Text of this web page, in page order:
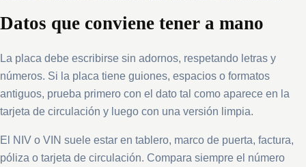
Datos que conviene tener a mano
La placa debe escribirse sin adornos, respetando letras y
números. Si la placa tiene guiones, espacios o formatos
antiguos, prueba primero con el dato tal como aparece en la
tarjeta de circulación y luego con una versión limpia.
El NIV o VIN suele estar en tablero, marco de puerta, factura,
póliza o tarjeta de circulación. Compara siempre el número